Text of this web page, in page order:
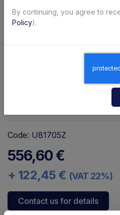
Code: U81705Z
556,60 €
+ 122,45 € (VAT 22%)
Contact us for details
By continuing, you agree to
Policy).